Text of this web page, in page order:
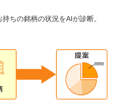
ちの銘柄の状況をAIが診断。